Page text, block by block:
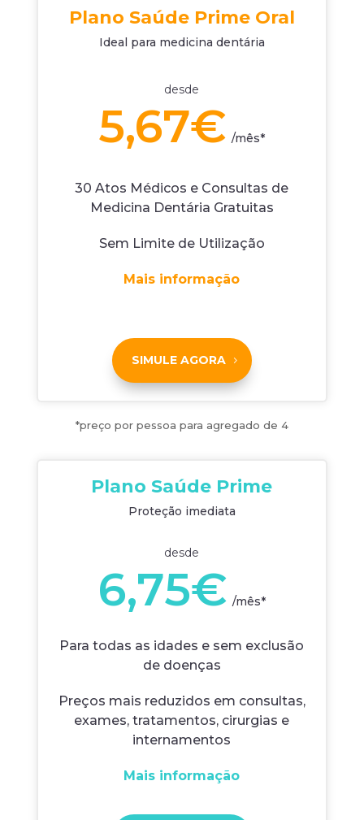
Plano Saúde Prime Oral
Ideal para medicina dentária
desde
5,67€ /mês*
30 Atos Médicos e Consultas de
Medicina Dentária Gratuitas
Sem Limite de Utilização
Mais informação
SIMULE AGORA
*preço por pessoa para agregado de 4
Plano Saúde Prime
Proteção imediata
desde
6,75€ /mês*
Para todas as idades e sem exclusão
de doenças
Preços mais reduzidos em consultas,
exames, tratamentos, cirurgias e
internamentos
Mais informação